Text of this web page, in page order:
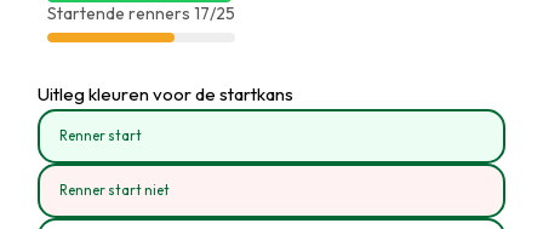
Startende renners 17/25
Uitleg kleuren voor de startkans
Renner start
Renner start niet